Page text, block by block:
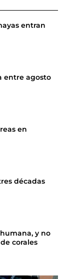
entran
entre agosto
en
décadas
y no
corales